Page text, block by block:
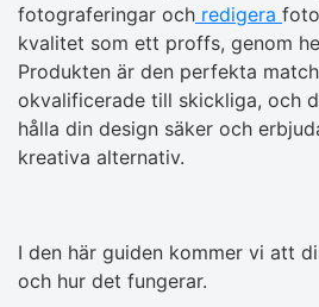
fotograferingar och redigera
kvalitet som ett proffs, genom
Produkten är den perfekta
okvalificerade till skickliga, och
hålla din design säker och
kreativa alternativ.
I den här guiden kommer vi att
och hur det fungerar.